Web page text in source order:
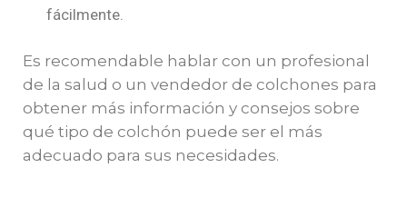
fácilmente.
Es recomendable hablar con un profesional
de la salud o un vendedor de colchones para
obtener más información y consejos sobre
qué tipo de colchón puede ser el más
adecuado para sus necesidades.